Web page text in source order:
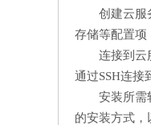
创建云服
存储等配置项
连接到云
通过SSH连接
安装所需
的安装方式，